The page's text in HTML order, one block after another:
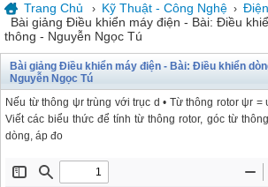
Trang Chủ › Kỹ Thuật - Công Nghệ ›
Bài giảng Điều khiển máy điện - Bài: Điều
thông - Nguyễn Ngọc Tú
Bài giảng Điều khiển máy điện - Bài: Điều khiển
Nguyễn Ngọc Tú
Nếu từ thông ψr trùng với trục d • Từ thông rotor ψr =
Viết các biểu thức để tính từ thông rotor, góc từ
dòng, áp đo